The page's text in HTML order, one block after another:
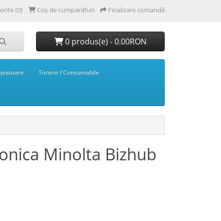
(0) Coș de cumpărături Finalizare comandă
0 produs(e) - 0.00RON
Tonere / Consumabile
Minolta Bizhub